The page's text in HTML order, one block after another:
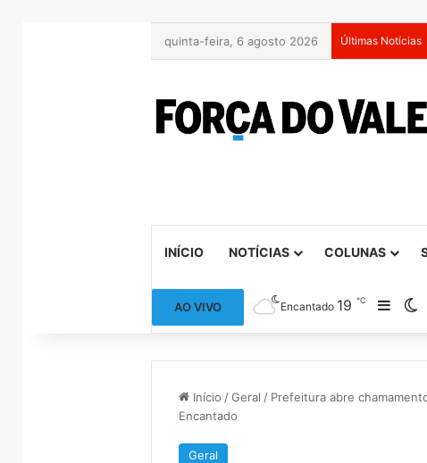
quinta-feira, 6 agosto 2026 Últimas Notícias
INÍCIO NOTÍCIAS COLUNAS
AO VIVO Encantado 19℃ Barra
Início / Geral / Prefeitura abre
Encantado
Geral